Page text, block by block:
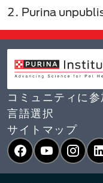
2. Purina
コミュニティに
言語選択​
サイトマップ
Facebook